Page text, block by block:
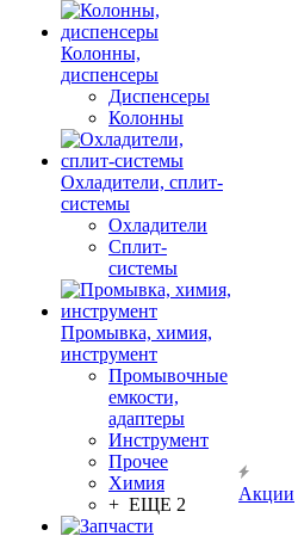
Колонны,
диспенсеры
Диспенсеры
Колонны
Охладители, сплит-
системы
Охладители
Сплит-
системы
Промывка, химия,
инструмент
Промывочные
емкости,
адаптеры
Инструмент
Прочее
Химия
+ ЕЩЕ 2
Акции